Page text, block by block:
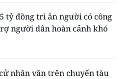
tỷ đồng tri ân người có công
người dân hoàn cảnh khó
nhân văn trên chuyến tàu